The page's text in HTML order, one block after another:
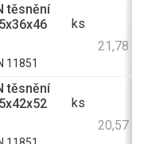
těsnění
ks
21,78
11851
těsnění
ks
20,57